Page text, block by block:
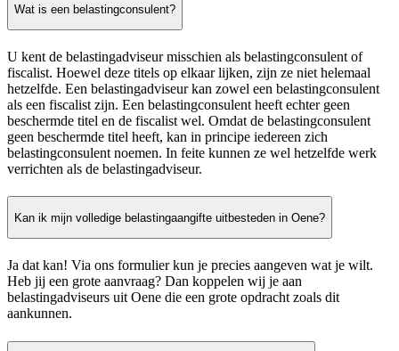
Wat is een belastingconsulent?
U kent de belastingadviseur misschien als belastingconsulent of
fiscalist. Hoewel deze titels op elkaar lijken, zijn ze niet helemaal
hetzelfde. Een belastingadviseur kan zowel een belastingconsulent
als een fiscalist zijn. Een belastingconsulent heeft echter geen
beschermde titel en de fiscalist wel. Omdat de belastingconsulent
geen beschermde titel heeft, kan in principe iedereen zich
belastingconsulent noemen. In feite kunnen ze wel hetzelfde werk
verrichten als de belastingadviseur.
Kan ik mijn volledige belastingaangifte uitbesteden in Oene?
Ja dat kan! Via ons formulier kun je precies aangeven wat je wilt.
Heb jij een grote aanvraag? Dan koppelen wij je aan
belastingadviseurs uit Oene die een grote opdracht zoals dit
aankunnen.